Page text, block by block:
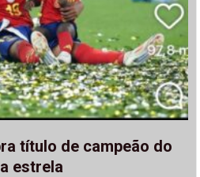
título de campeão do
estrela